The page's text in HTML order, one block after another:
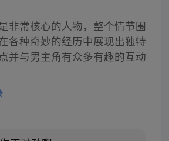
非常核心的人物，整个情节围
各种奇妙的经历中展现出独特
并与男主角有众多有趣的互动